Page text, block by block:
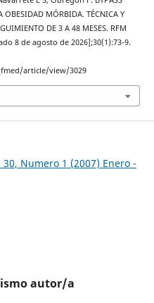
OBESIDAD MÓRBIDA. TÉCNICA Y
DE 3 A 48 MESES. RFM
8 de agosto de 2026];30(1):73-9.
article/view/3029
Numero 1 (2007) Enero -
autor/a